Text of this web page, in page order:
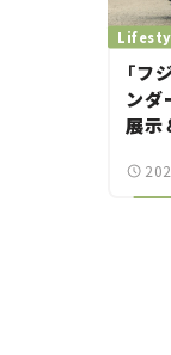
「フ
ンダ
展示
険気